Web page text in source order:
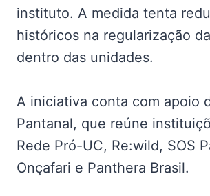
instituto. A medida tenta
históricos na regularização
dentro das unidades.
A iniciativa conta com apoio
Pantanal, que reúne
Rede Pró-UC, Re:wild, SOS
Onçafari e Panthera Brasil.